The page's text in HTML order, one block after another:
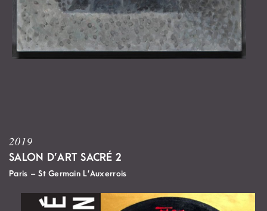
2019
SALON D’ART SACRÉ 2
Paris –St Germain L’Auxerrois